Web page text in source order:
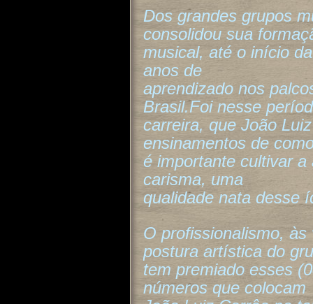
Dos grandes grupos
consolidou sua
musical, até o início
anos de
aprendizado nos
Brasil.Foi nesse
carreira, que João
ensinamentos de
é importante cultivar
carisma, uma
qualidade nata desse
O profissionalismo,
postura artística do
tem premiado esses
números que colocam